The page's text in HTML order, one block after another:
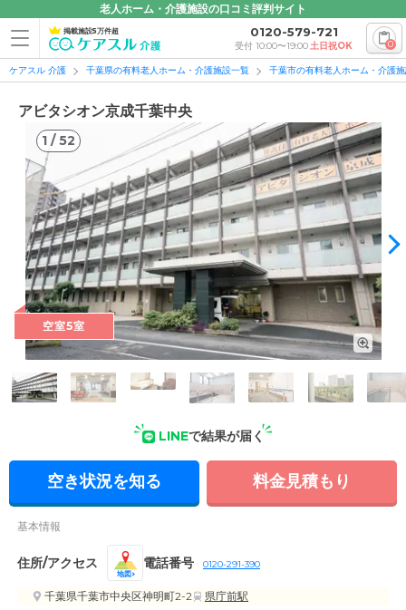
老人ホーム・介護施設の口コミ評判サイト
掲載施設5万件超 0120-579-721
受付 10:00〜19:00土日祝OK 0
ケアスル 介護 千葉県の有料老人ホーム・介護施設一覧 千葉市の有料老人ホーム・介護
アビタシオン京成千葉中央
1 /52
1/ 52
空室5室
LINEで結果が届く
空き状況を知る 料金見積もり
基本情報
住所/アクセス
地図
電話番号 0120-291-390
千葉県千葉市中央区神明町2-2 県庁前駅